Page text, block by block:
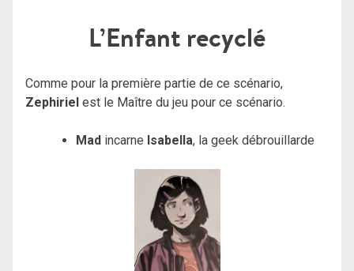
L’Enfant recyclé
Comme pour la première partie de ce scénario,
Zephiriel est le Maître du jeu pour ce scénario.
Mad incarne Isabella, la geek débrouillarde